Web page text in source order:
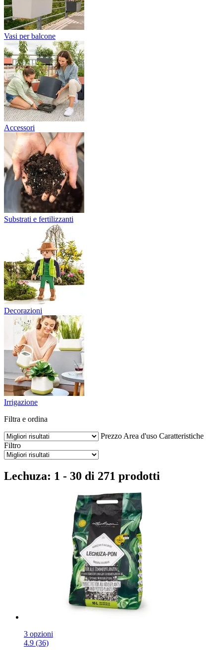
Vasi per balcone
Accessori
Substrati e fertilizzanti
Decorazioni
Irrigazione
Filtra e ordina
Prezzo Area d'uso Caratteristiche
Filtro
Lechuza: 1 - 30 di 271 prodotti
3 opzioni
4.9 (36)